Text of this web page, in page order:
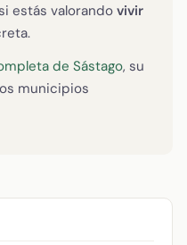
estás valorando vivir
de Sástago, su
municipios